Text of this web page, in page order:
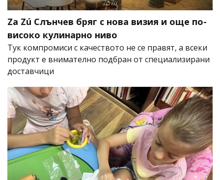
Za Zú Слънчев бряг с нова визия и още по-
високо кулинарно ниво
Тук компромиси с качеството не се правят, а всеки
продукт е внимателно подбран от специализирани
доставчици